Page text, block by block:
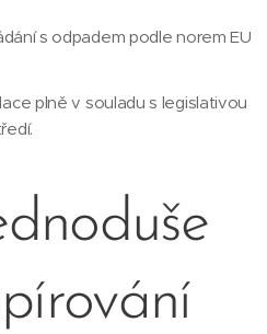
s odpadem podle norem EU
plně v souladu s legislativou